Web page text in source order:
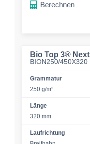
Berechnen
Bio Top 3® Next
BION250/450X320
Grammatur
250 g/m²
Länge
320 mm
Laufrichtung